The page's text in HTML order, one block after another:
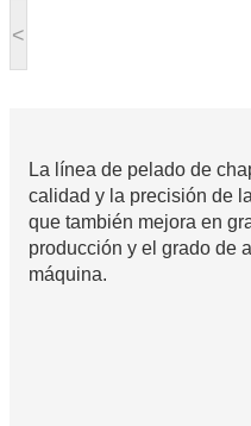
<
La línea de pelado de
calidad y la precisión de
que también mejora en
producción y el grado de
máquina.